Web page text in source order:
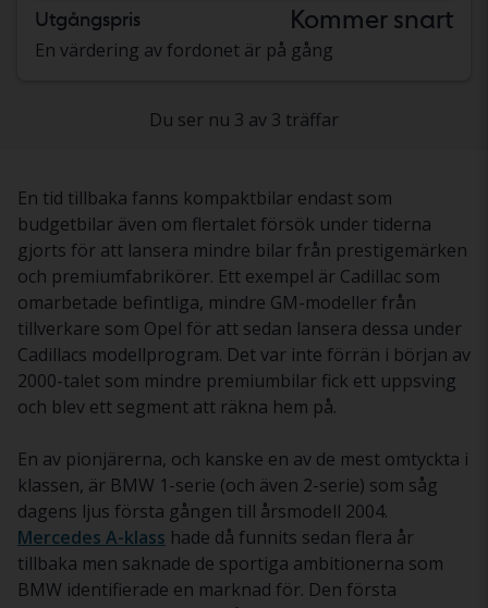
Utgångspris Kommer snart
En värdering av fordonet är på gång
Du ser nu 3 av 3 träffar
En tid tillbaka fanns kompaktbilar endast som
budgetbilar även om flertalet försök under tiderna
gjorts för att lansera mindre bilar från prestigemärken
och premiumfabrikörer. Ett exempel är Cadillac som
omarbetade befintliga, mindre GM-modeller från
tillverkare som Opel för att sedan lansera dessa under
Cadillacs modellprogram. Det var inte förrän i början av
2000-talet som mindre premiumbilar fick ett uppsving
och blev ett segment att räkna hem på.
En av pionjärerna, och kanske en av de mest omtyckta i
klassen, är BMW 1-serie (och även 2-serie) som såg
dagens ljus första gången till årsmodell 2004.
Mercedes A-klass hade då funnits sedan flera år
tillbaka men saknade de sportiga ambitionerna som
BMW identifierade en marknad för. Den första